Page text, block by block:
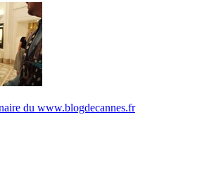
du www.blogdecannes.fr